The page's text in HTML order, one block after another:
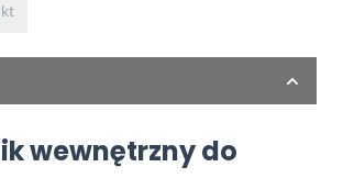
wewnętrzny do